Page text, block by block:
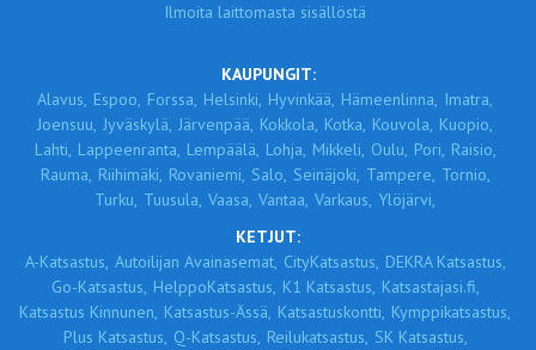
Ilmoita laittomasta sisällöstä
KAUPUNGIT:
Alavus, Espoo, Forssa, Helsinki, Hyvinkää, Hämeenlinna, Imatra,
Joensuu, Jyväskylä, Järvenpää, Kokkola, Kotka, Kouvola, Kuopio,
Lahti, Lappeenranta, Lempäälä, Lohja, Mikkeli, Oulu, Pori, Raisio,
Rauma, Riihimäki, Rovaniemi, Salo, Seinäjoki, Tampere, Tornio,
Turku, Tuusula, Vaasa, Vantaa, Varkaus, Ylöjärvi,
KETJUT:
A-Katsastus, Autoilijan Avainasemat, CityKatsastus, DEKRA Katsastus,
Go-Katsastus, HelppoKatsastus, K1 Katsastus, Katsastajasi.fi,
Katsastus Kinnunen, Katsastus-Ässä, Katsastuskontti, Kymppikatsastus,
Plus Katsastus, Q-Katsastus, Reilukatsastus, SK Katsastus,